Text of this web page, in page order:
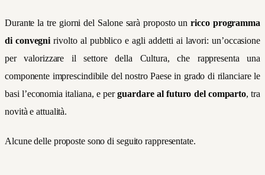
Durante la tre giorni del Salone sarà proposto unricco programma
di convegni rivolto al pubblico e agli addetti ai lavori: un’occasione
per valorizzare il settore della Cultura, che rappresenta una
componente imprescindibile del nostro Paese in grado di rilanciare le
basi l’economia italiana, e perguardare al futuro del comparto, tra
novità e attualità.
Alcune delle proposte sono di seguito rappresentate.